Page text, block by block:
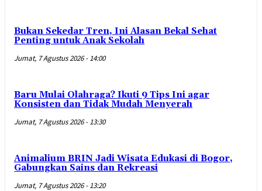
Bukan Sekedar Tren, Ini Alasan Bekal Sehat
Penting untuk Anak Sekolah
Jumat, 7 Agustus 2026 - 14:00
Baru Mulai Olahraga? Ikuti 9 Tips Ini agar
Konsisten dan Tidak Mudah Menyerah
Jumat, 7 Agustus 2026 - 13:30
Animalium BRIN Jadi Wisata Edukasi di Bogor,
Gabungkan Sains dan Rekreasi
Jumat, 7 Agustus 2026 - 13:20